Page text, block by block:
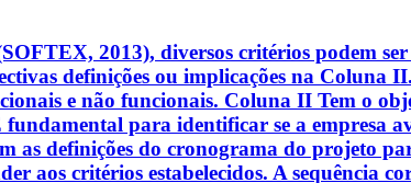
2013), diversos critérios podem ser
definições ou implicações na Coluna
e não funcionais. Coluna II Tem o
para identificar se a empresa
as definições do cronograma do projeto
aos critérios estabelecidos. A sequência